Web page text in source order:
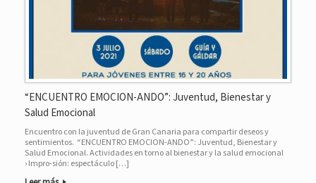
“ENCUENTRO EMOCION-ANDO”: Juventud, Bienestar y
Salud Emocional
Encuentro con la juventud de Gran Canaria para compartir deseos y
sentimientos. “ENCUENTRO EMOCION-ANDO”: Juventud, Bienestar y
Salud Emocional. Actividades en torno al bienestar y la salud emocional
› Impro-sión: espectáculo […]